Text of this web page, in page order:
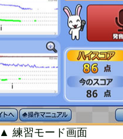
▲ 練習モード画面